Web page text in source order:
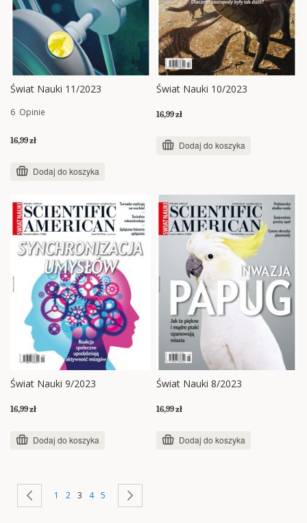
Świat Nauki 11/2023
6 Opinie
16,99 zł
Dodaj do koszyka
Świat Nauki 10/2023
16,99 zł
Dodaj do koszyka
Świat Nauki 9/2023
16,99 zł
Dodaj do koszyka
Świat Nauki 8/2023
16,99 zł
Dodaj do koszyka
Strona Strona
Poprzednie
Strona
1 Strona
2 Aktualnie czytasz stronę
3 Strona
4 Strona
5